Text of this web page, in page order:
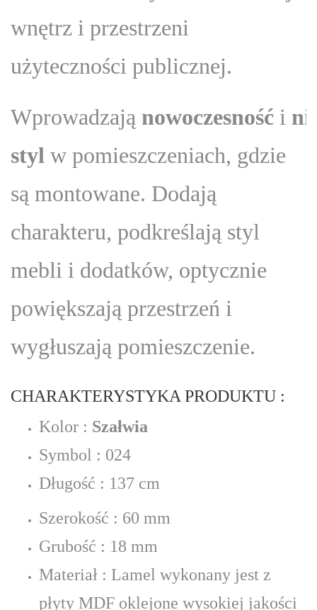
wnętrz i przestrzeni
użyteczności publicznej.
Wprowadzają nowoczesność i
styl w pomieszczeniach, gdzie
są montowane. Dodają
charakteru, podkreślają styl
mebli i dodatków, optycznie
powiększają przestrzeń i
wygłuszają pomieszczenie.
CHARAKTERYSTYKA PRODUKTU :
Kolor : Szałwia
Symbol : 024
Długość : 137 cm
Szerokość : 60 mm
Grubość : 18 mm
Materiał : Lamel wykonany jest z
płyty MDF oklejone wysokiej jakości